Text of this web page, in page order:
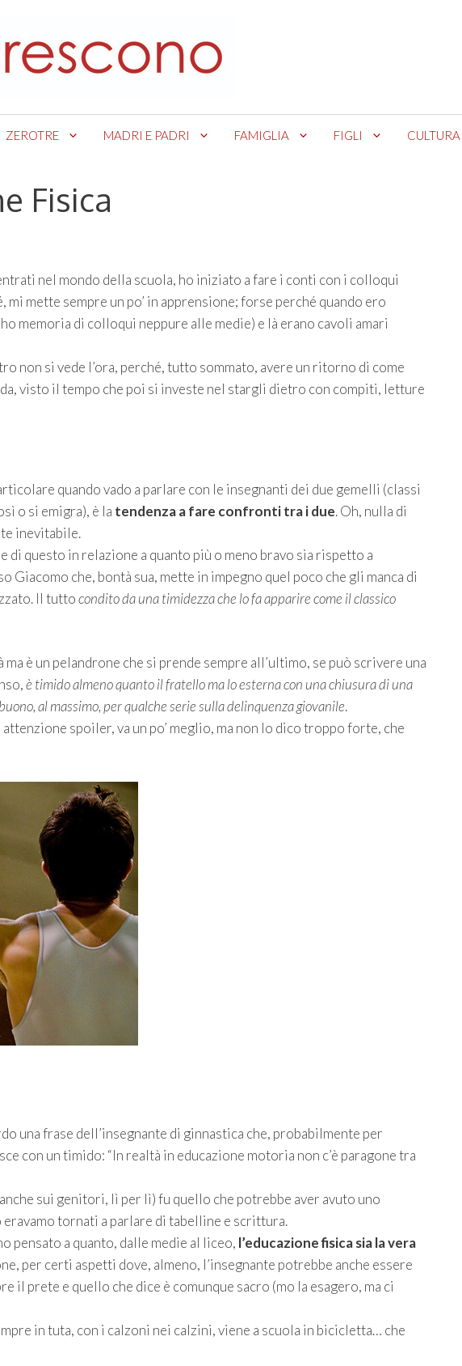
ZEROTRE MADRI E PADRI FAMIGLIA FIGLI
Fisica
nel mondo della scuola, ho iniziato a fare i conti con i colloqui
mi mette sempre un po’ in apprensione; forse perché quando ero
memoria di colloqui neppure alle medie) e là erano cavoli amari
non si vede l’ora, perché, tutto sommato, avere un ritorno di come
visto il tempo che poi si investe nel stargli dietro con compiti, letture
quando vado a parlare con le insegnanti dei due gemelli (classi
o si emigra), è la tendenza a fare confronti tra i due. Oh, nulla di
inevitabile.
di questo in relazione a quanto più o meno bravo sia rispetto a
Giacomo che, bontà sua, mette in impegno quel poco che gli manca di
Il tuttocondito da una timidezza che lo fa apparire come il classico
è un pelandrone che si prende sempre all’ultimo, se può scrivere una
è timido almeno quanto il fratello ma lo esterna con una chiusura di una
al massimo, per qualche serie sulla delinquenza giovanile.
spoiler, va un po’ meglio, ma non lo dico troppo forte, che
una frase dell’insegnante di ginnastica che, probabilmente per
con un timido: “In realtà in educazione motoria non c’è paragone tra
sui genitori, lì per lì) fu quello che potrebbe aver avuto uno
tornati a parlare di tabelline e scrittura.
pensato a quanto, dalle medie al liceo, l’educazione fisica sia la vera
per certi aspetti dove, almeno, l’insegnante potrebbe anche essere
il prete e quello che dice è comunque sacro (mo la esagero, ma ci
in tuta, con i calzoni nei calzini, viene a scuola in bicicletta… che